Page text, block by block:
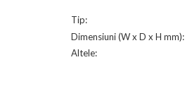
Tip:
Dimensiuni (W x D x H mm):
Altele: